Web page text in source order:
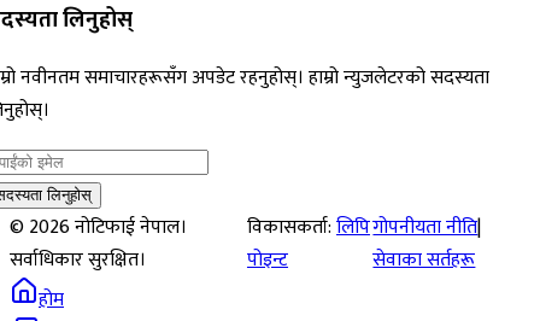
लिनुहोस्
नवीनतम समाचारहरूसँग अपडेट रहनुहोस्। हाम्रो न्युजलेटरको सदस्यता
लिनुहोस्
©2026नोटिफाई नेपाल।
सर्वाधिकार सुरक्षित।
विकासकर्ता:लिपि
पोइन्ट
गोपनीयता नीति|
सेवाका सर्तहरू
होम